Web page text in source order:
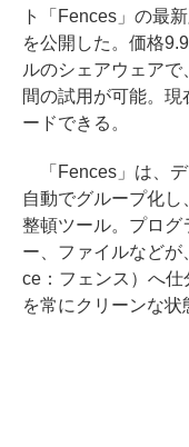
ト「Fences」の最
を公開した。価格
ルのシェアウェアで
間の試用が可能。
ードできる。
「Fences」は、デ
自動でグループ化
整頓ツール。プログ
ー、ファイルなど
ce：フェンス）へ
を常にクリーンな状